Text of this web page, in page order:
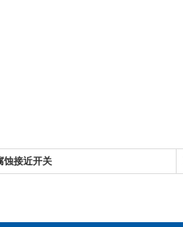
蚀接近开关